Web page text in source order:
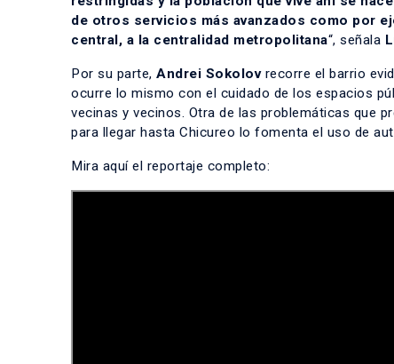
de otros servicios más avanzados como por
central, a la centralidad metropolitana“, señala
Por su parte, Andrei Sokolovrecorre el barrio
ocurre lo mismo con el cuidado de los espacios
vecinas y vecinos. Otra de las problemáticas que
para llegar hasta Chicureo lo fomenta el uso de
Mira aquí el reportaje completo: